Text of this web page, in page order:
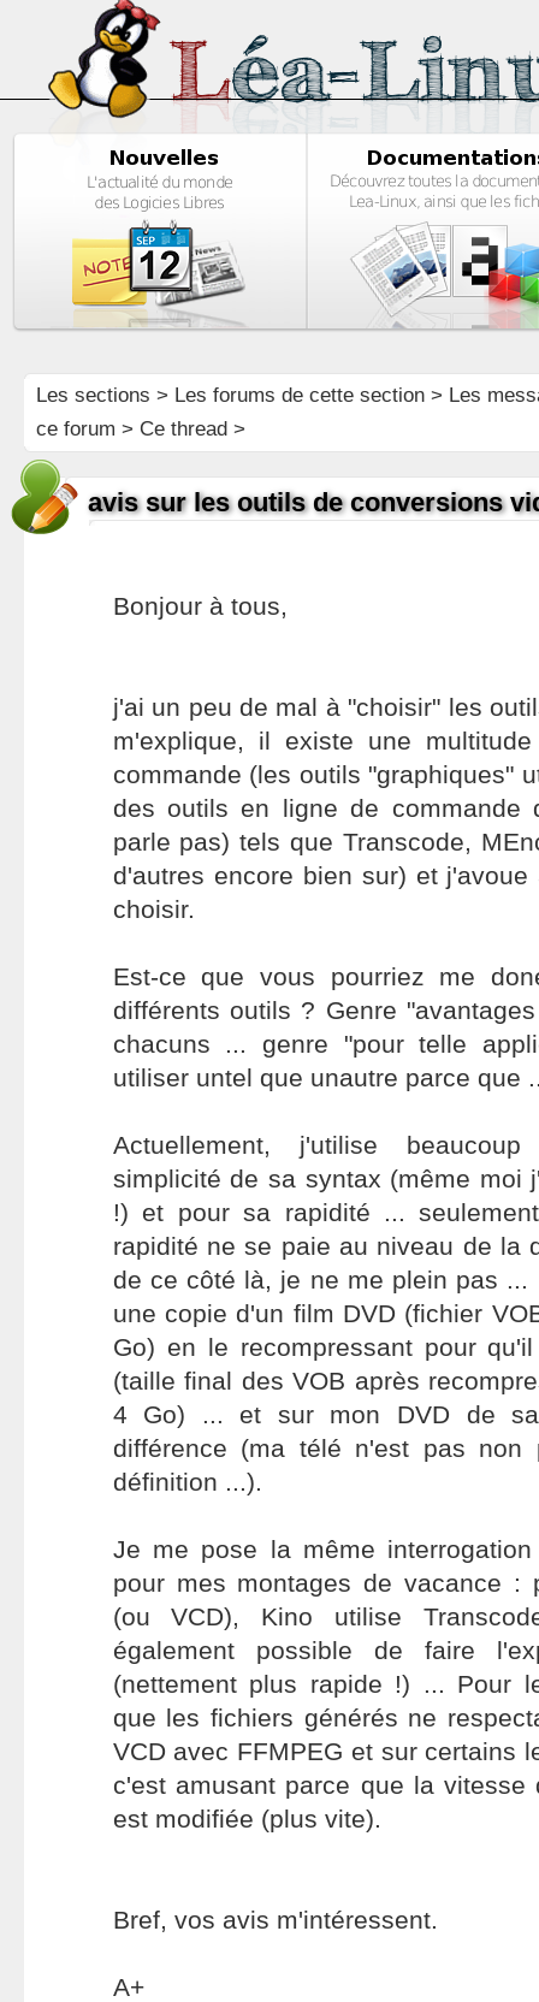
Les sections > Les forums de cette section> Les
ce forum > Ce thread >
avis sur les outils de conversions
Bonjour à tous,
j'ai un peu de mal à "choisir" les
m'explique, il existe une
commande (les outils "graphiques"
des outils en ligne de commande
parle pas) tels que Transcode,
d'autres encore bien sur) et
choisir.
Est-ce que vous pourriez me
différents outils ? Genre
chacuns ... genre "pour telle
utiliser untel que unautre parce que
Actuellement, j'utilise
simplicité de sa syntax (même moi
!) et pour sa rapidité ...
rapidité ne se paie au niveau de la
de ce côté là, je ne me plein pas ...
une copie d'un film DVD (fichier
Go) en le recompressant pour
(taille final des VOB après
4 Go) ... et sur mon DVD de
différence (ma télé n'est pas non
définition ...).
Je me pose la même
pour mes montages de vacance :
(ou VCD), Kino utilise
également possible de faire
(nettement plus rapide !) ... Pour
que les fichiers générés ne
VCD avec FFMPEG et sur certains
c'est amusant parce que la vitesse
est modifiée (plus vite).
Bref, vos avis m'intéressent.
A+